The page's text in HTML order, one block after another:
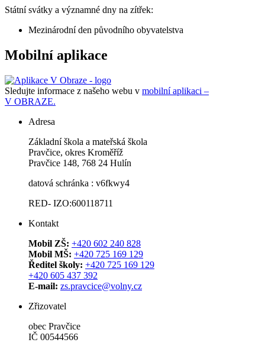
Státní svátky a významné dny na zítřek:
Mezinárodní den původního obyvatelstva
Mobilní aplikace
Sledujte informace z našeho webu v mobilní aplikaci –
V OBRAZE.
Adresa
Základní škola a mateřská škola
Pravčice, okres Kroměříž
Pravčice 148, 768 24 Hulín
datová schránka : v6fkwy4
RED- IZO:600118711
Kontakt
Mobil ZŠ: +420 602 240 828
Mobil MŠ: +420 725 169 129
Ředitel školy: +420 725 169 129
+420 605 437 392
E-mail: zs.pravcice@volny.cz
Zřizovatel
obec Pravčice
IČ 00544566